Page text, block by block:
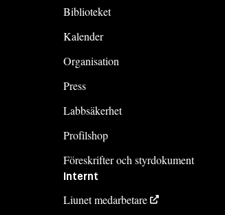
Biblioteket
Kalender
Organisation
Press
Labbsäkerhet
Profilshop
Föreskrifter och styrdokument
Internt
Liunet medarbetare